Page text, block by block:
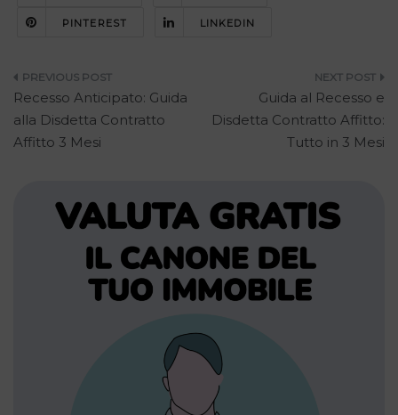
PINTEREST LINKEDIN
Navigazione
articoli
Recesso Anticipato: Guida
alla Disdetta Contratto
Affitto 3 Mesi
Guida al Recesso e
Disdetta Contratto Affitto:
Tutto in 3 Mesi